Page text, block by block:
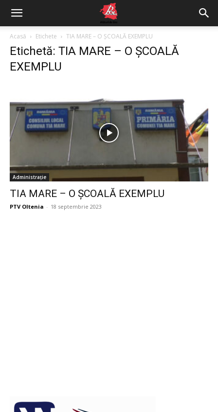
Acasă Etichete TIA MARE – O ȘCOALĂ EXEMPLU
Etichetă: TIA MARE – O ȘCOALĂ
EXEMPLU
Administrație
TIA MARE – O ȘCOALĂ EXEMPLU
PTV Oltenia - 18 septembrie 2023